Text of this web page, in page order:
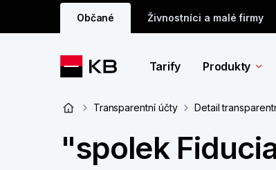
Občané Živnostníci a malé firmy
Tarify Produkty
Transparentní účty Detail
"spolek